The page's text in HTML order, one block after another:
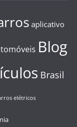
aplicativo
Blog
Brasil
elétricos